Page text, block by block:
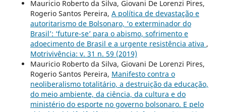
Mauricio Roberto da Silva, Giovani De Lorenzi Pires,
Rogerio Santos Pereira, A política de devastação e
autoritarismo de Bolsonaro, ‘o exterminador do
Brasil’: ‘future-se’ para o abismo, sofrimento e
adoecimento de Brasil e a urgente resistência ativa ,
Motrivivência: v. 31 n. 59 (2019)
Mauricio Roberto da Silva, Giovani De Lorenzi Pires,
Rogerio Santos Pereira, Manifesto contra o
neoliberalismo totalitário, a destruição da educação,
do meio ambiente, da ciência, da cultura e do
ministério do esporte no governo bolsonaro. E pelo